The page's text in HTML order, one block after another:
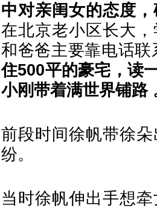
中对亲闺女的态度
在北京老小区长大
和爸爸主要靠电话联
住500平的豪宅，读
小刚带着满世界铺路
前段时间徐帆带徐
纷。
当时徐帆伸出手想